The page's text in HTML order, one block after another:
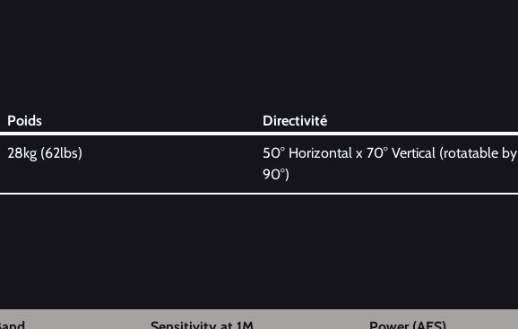
Poids
28kg (62lbs)
Directivité
50° Horizontal x 70° Vertical (rotatable by
90°)